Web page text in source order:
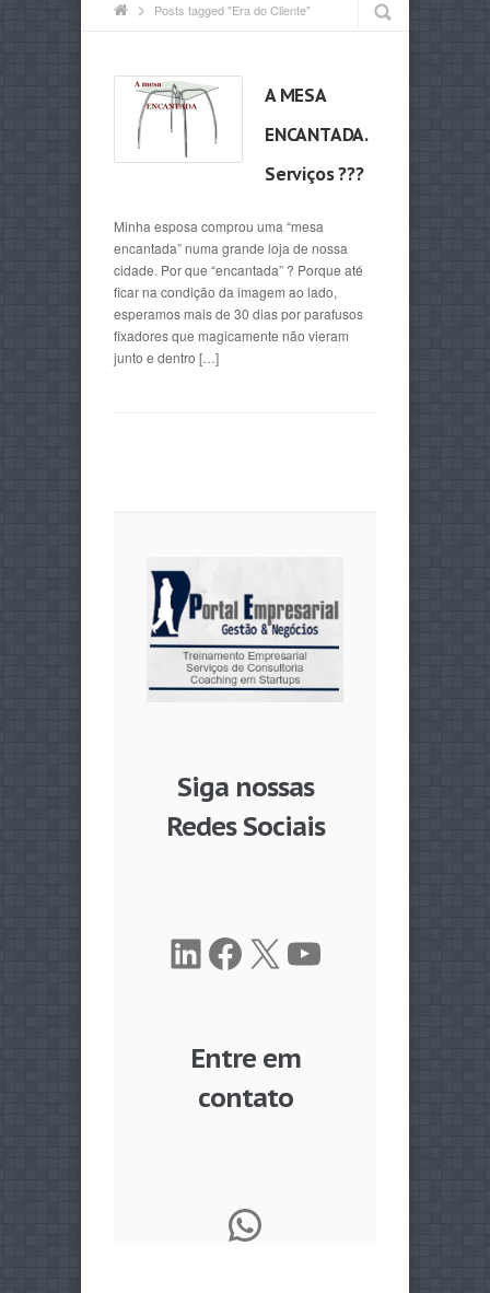
Posts tagged "Era do Cliente"
A MESA
ENCANTADA.
Serviços ???
Minha esposa comprou uma “mesa
encantada” numa grande loja de nossa
cidade. Por que “encantada” ? Porque até
ficar na condição da imagem ao lado,
esperamos mais de 30 dias por parafusos
fixadores que magicamente não vieram
junto e dentro […]
Siga nossas
Redes Sociais
LinkedIn
Facebook
X Youtube
Entre em
contato
WhatsApp